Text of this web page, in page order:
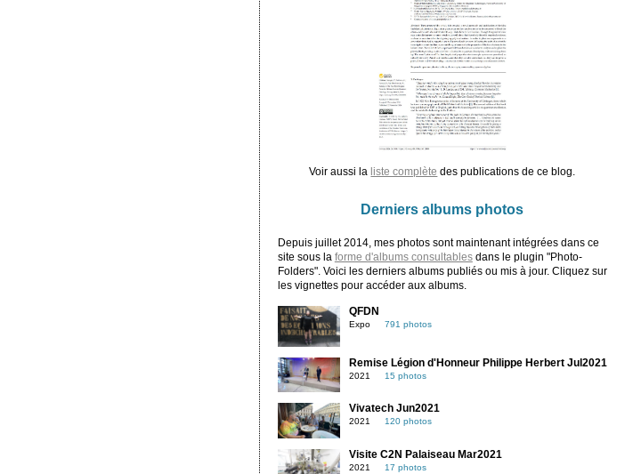
Voir aussi la liste complète des publications de ce blog.
Derniers albums photos
Depuis juillet 2014, mes photos sont maintenant intégrées dans ce
site sous la forme d'albums consultablesdans le plugin "Photo-
Folders". Voici les derniers albums publiés ou mis à jour. Cliquez sur
les vignettes pour accéder aux albums.
QFDN
Expo 791 photos
Remise Légion d'Honneur Philippe Herbert Jul2021
2021 15 photos
Vivatech Jun2021
2021 120 photos
Visite C2N Palaiseau Mar2021
2021 17 photos